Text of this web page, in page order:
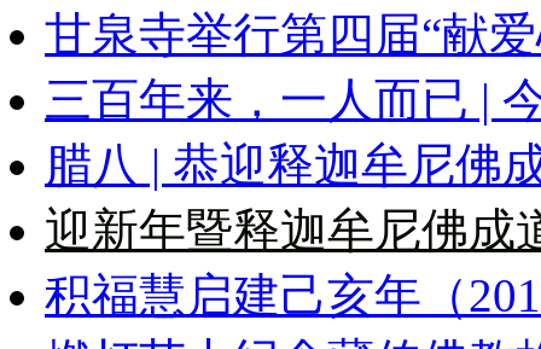
甘泉寺举行第四届“献
三百年来，一人而已 |
腊八 | 恭迎释迦牟尼佛
迎新年暨释迦牟尼佛成
积福慧启建己亥年（